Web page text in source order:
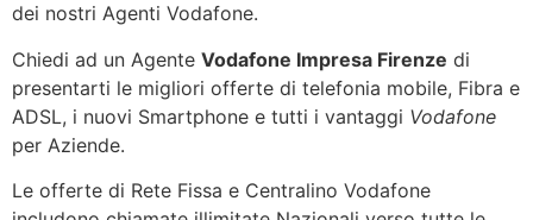
dei nostri Agenti Vodafone.
Chiedi ad un Agente Vodafone Impresa Firenze di
presentarti le migliori offerte di telefonia mobile, Fibra e
ADSL, i nuovi Smartphone e tutti i vantaggi Vodafone
per Aziende.
Le offerte di Rete Fissa e Centralino Vodafone